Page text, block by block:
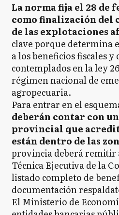
La norma fija el 28 de
como finalización
de las explotaciones
clave porque determina
a los beneficios fiscales y
contemplados en la ley
régimen nacional de
agropecuaria.
Para entrar en el
deberán contar con
provincial que
están dentro de las
provincia deberá remitir
Técnica Ejecutiva de la
listado completo de
documentación
El Ministerio de